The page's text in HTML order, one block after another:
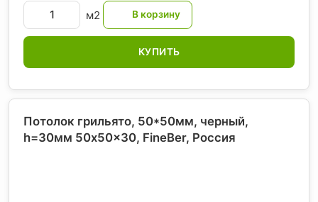
м2
КУПИТЬ
Потолок грильято, 50*50мм, черный,
h=30мм 50x50x30, FineBer, Россия